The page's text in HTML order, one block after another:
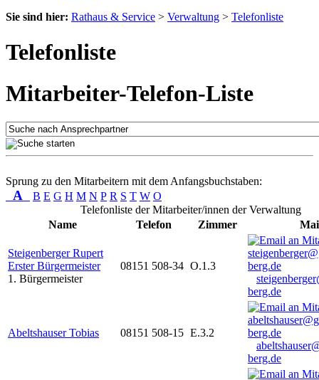
Sie sind hier: Rathaus & Service > Verwaltung > Telefonliste
Telefonliste
Mitarbeiter-Telefon-Liste
Sprung zu den Mitarbeitern mit dem Anfangsbuchstaben:
A B E G H M N P R S T W O
Telefonliste der Mitarbeiter/innen der Verwaltung
Name
Telefon Zimmer
Steigenberger Rupert
Erster Bürgermeister
1. Bürgermeister
08151 508-34 O.1.3
berg.de
Abeltshauser Tobias 08151 508-15 E.3.2
berg.de